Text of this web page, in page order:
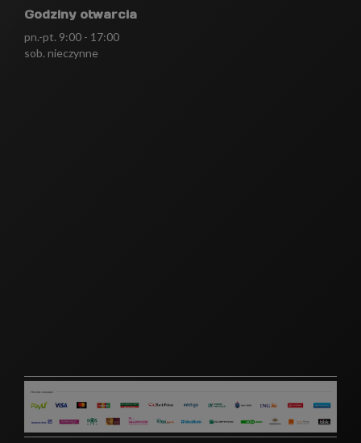
Godziny otwarcia
pn.-pt. 9:00 - 17:00
sob. nieczynne